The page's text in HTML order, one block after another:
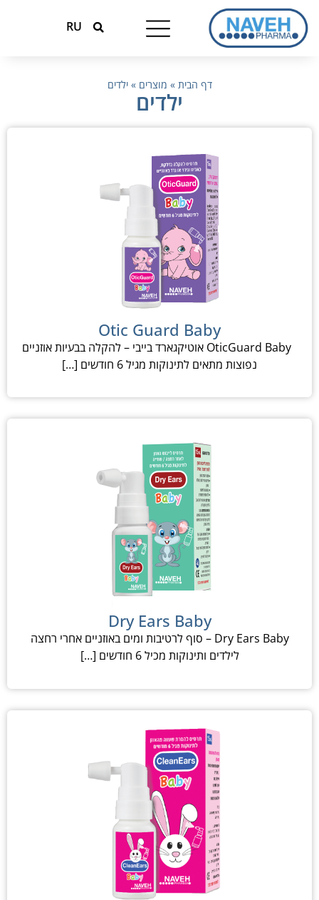
RU
דף הבית » מוצרים »ילדים
ילדים
Otic Guard Baby
OticGuard Baby אוטיקגארד בייבי – להקלה בבעיות אוזניים
נפוצות מתאים לתינוקות מגיל 6 חודשים […]
Dry Ears Baby
Dry Ears Baby – סוף לרטיבות ומים באוזניים אחרי רחצה
לילדים ותינוקות מכיל 6 חודשים […]